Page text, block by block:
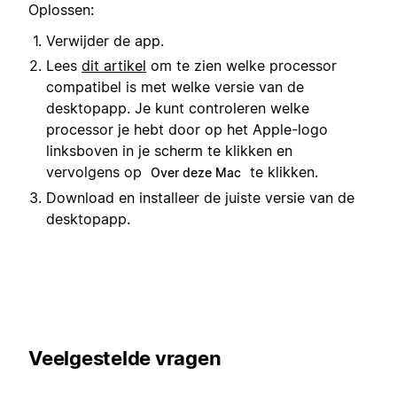
Oplossen:
Verwijder de app.
Lees dit artikel om te zien welke processor
compatibel is met welke versie van de
desktopapp. Je kunt controleren welke
processor je hebt door op het Apple-logo
linksboven in je scherm te klikken en
vervolgens op
Over deze Mac te klikken.
Download en installeer de juiste versie van de
desktopapp.
Veelgestelde vragen